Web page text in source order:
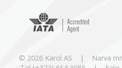
© 2026 Karol AS | Narva